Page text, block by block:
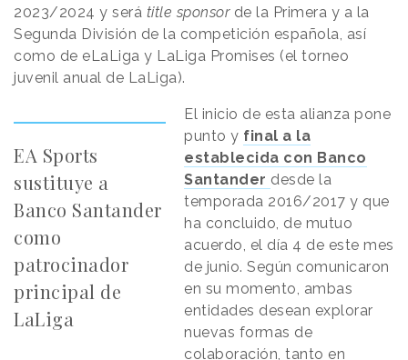
2023/2024 y será title sponsor de la Primera y a la
Segunda División de la competición española, así
como de eLaLiga y LaLiga Promises (el torneo
juvenil anual de LaLiga).
EA Sports
sustituye a
Banco Santander
como
patrocinador
principal de
LaLiga
El inicio de esta alianza pone
punto y final a la
establecida con Banco
Santander desde la
temporada 2016/2017 y que
ha concluido, de mutuo
acuerdo, el día 4 de este mes
de junio. Según comunicaron
en su momento, ambas
entidades desean explorar
nuevas formas de
colaboración, tanto en